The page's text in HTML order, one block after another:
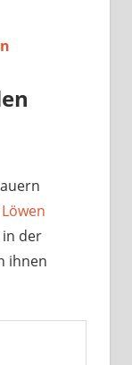
in der
ihnen